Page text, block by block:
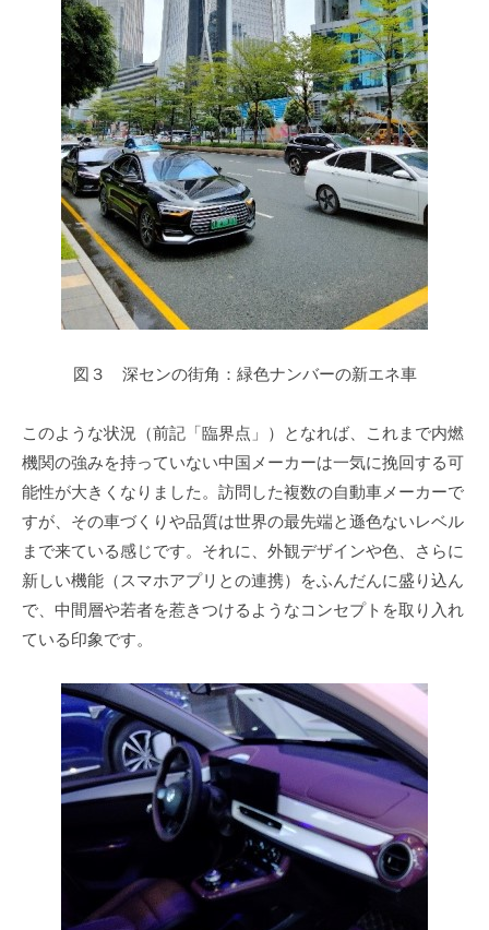
図３ 深センの街角：緑色ナンバーの新エネ車
このような状況（前記「臨界点」）となれば、これまで内燃
機関の強みを持っていない中国メーカーは一気に挽回する可
能性が大きくなりました。訪問した複数の自動車メーカーで
すが、その車づくりや品質は世界の最先端と遜色ないレベル
まで来ている感じです。それに、外観デザインや色、さらに
新しい機能（スマホアプリとの連携）をふんだんに盛り込ん
で、中間層や若者を惹きつけるようなコンセプトを取り入れ
ている印象です。